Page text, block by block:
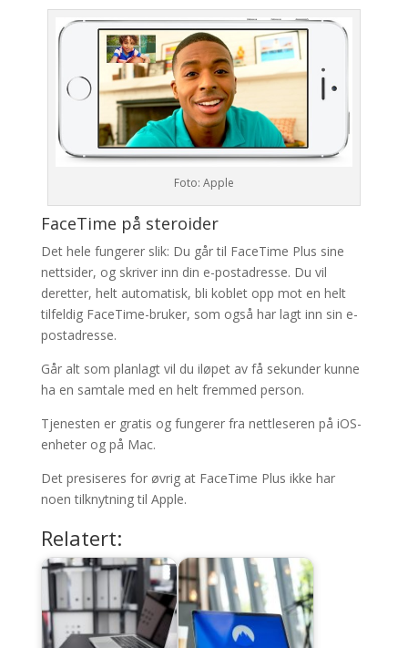
Foto: Apple
FaceTime på steroider
Det hele fungerer slik: Du går til FaceTime Plus sine
nettsider, og skriver inn din e-postadresse. Du vil
deretter, helt automatisk, bli koblet opp mot en helt
tilfeldig FaceTime-bruker, som også har lagt inn sin e-
postadresse.
Går alt som planlagt vil du iløpet av få sekunder kunne
ha en samtale med en helt fremmed person.
Tjenesten er gratis og fungerer fra nettleseren på iOS-
enheter og på Mac.
Det presiseres for øvrig at FaceTime Plus ikke har
noen tilknytning til Apple.
Relatert: